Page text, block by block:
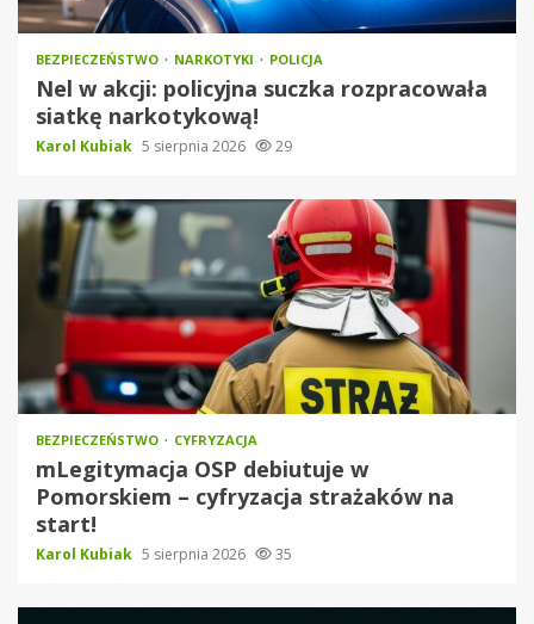
BEZPIECZEŃSTWO NARKOTYKI POLICJA
Nel w akcji: policyjna suczka rozpracowała
siatkę narkotykową!
Karol Kubiak 5 sierpnia 2026 29
BEZPIECZEŃSTWO CYFRYZACJA
mLegitymacja OSP debiutuje w
Pomorskiem – cyfryzacja strażaków na
start!
Karol Kubiak 5 sierpnia 2026 35